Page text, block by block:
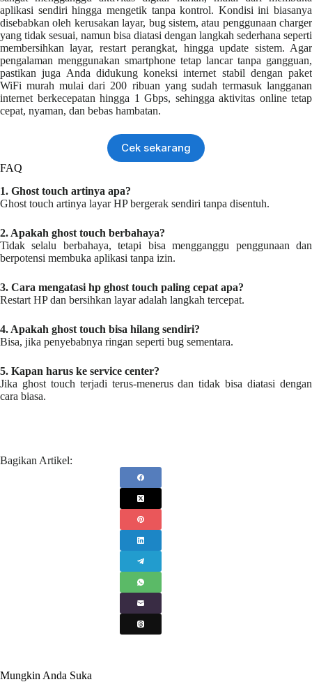
aplikasi sendiri hingga mengetik tanpa kontrol. Kondisi ini biasanya
disebabkan oleh kerusakan layar, bug sistem, atau penggunaan charger
yang tidak sesuai, namun bisa diatasi dengan langkah sederhana seperti
membersihkan layar, restart perangkat, hingga update sistem. Agar
pengalaman menggunakan smartphone tetap lancar tanpa gangguan,
pastikan juga Anda didukung koneksi internet stabil dengan paket
WiFi murah mulai dari 200 ribuan yang sudah termasuk langganan
internet berkecepatan hingga 1 Gbps, sehingga aktivitas online tetap
cepat, nyaman, dan bebas hambatan.
Cek sekarang
FAQ
1. Ghost touch artinya apa?
Ghost touch artinya layar HP bergerak sendiri tanpa disentuh.
2. Apakah ghost touch berbahaya?
Tidak selalu berbahaya, tetapi bisa mengganggu penggunaan dan
berpotensi membuka aplikasi tanpa izin.
3. Cara mengatasi hp ghost touch paling cepat apa?
Restart HP dan bersihkan layar adalah langkah tercepat.
4. Apakah ghost touch bisa hilang sendiri?
Bisa, jika penyebabnya ringan seperti bug sementara.
5. Kapan harus ke service center?
Jika ghost touch terjadi terus-menerus dan tidak bisa diatasi dengan
cara biasa.
Bagikan Artikel:
Mungkin Anda Suka